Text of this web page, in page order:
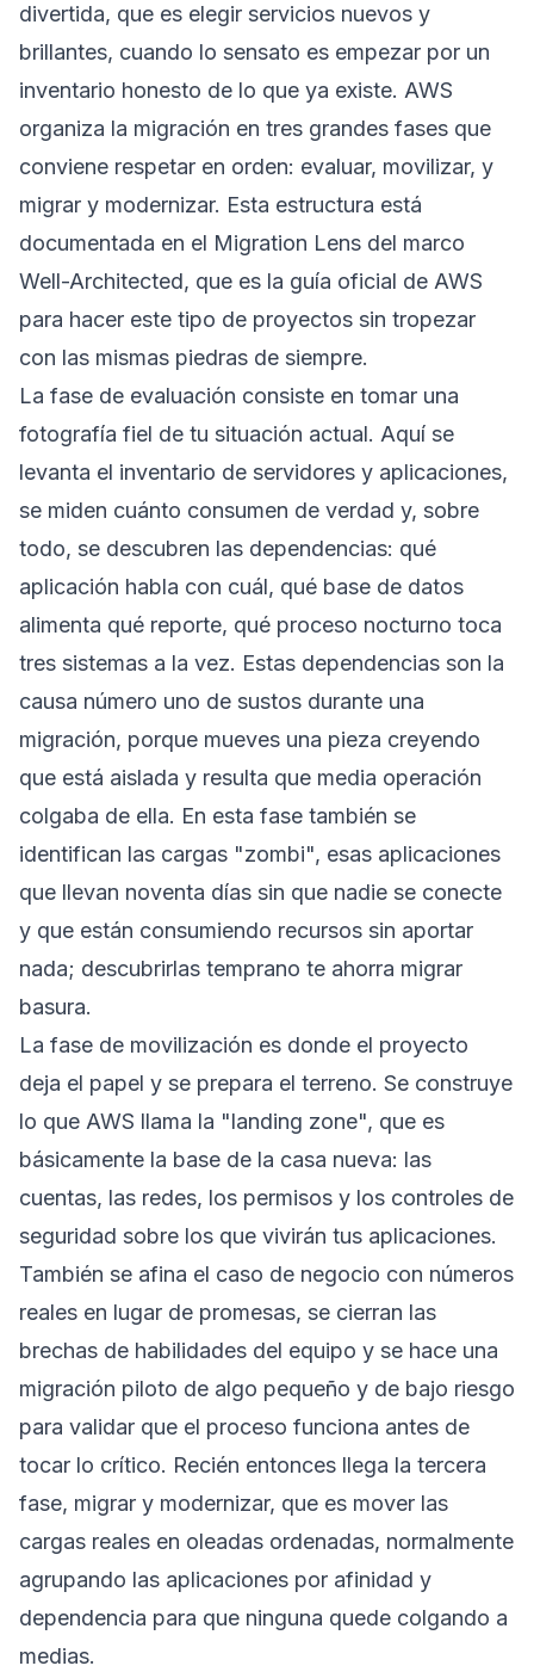
divertida, que es elegir servicios nuevos y
brillantes, cuando lo sensato es empezar por un
inventario honesto de lo que ya existe. AWS
organiza la migración en tres grandes fases que
conviene respetar en orden: evaluar, movilizar, y
migrar y modernizar. Esta estructura está
documentada en el Migration Lens del marco
Well-Architected, que es la guía oficial de AWS
para hacer este tipo de proyectos sin tropezar
con las mismas piedras de siempre.
La fase de evaluación consiste en tomar una
fotografía fiel de tu situación actual. Aquí se
levanta el inventario de servidores y aplicaciones,
se miden cuánto consumen de verdad y, sobre
todo, se descubren las dependencias: qué
aplicación habla con cuál, qué base de datos
alimenta qué reporte, qué proceso nocturno toca
tres sistemas a la vez. Estas dependencias son la
causa número uno de sustos durante una
migración, porque mueves una pieza creyendo
que está aislada y resulta que media operación
colgaba de ella. En esta fase también se
identifican las cargas "zombi", esas aplicaciones
que llevan noventa días sin que nadie se conecte
y que están consumiendo recursos sin aportar
nada; descubrirlas temprano te ahorra migrar
basura.
La fase de movilización es donde el proyecto
deja el papel y se prepara el terreno. Se construye
lo que AWS llama la "landing zone", que es
básicamente la base de la casa nueva: las
cuentas, las redes, los permisos y los controles de
seguridad sobre los que vivirán tus aplicaciones.
También se afina el caso de negocio con números
reales en lugar de promesas, se cierran las
brechas de habilidades del equipo y se hace una
migración piloto de algo pequeño y de bajo riesgo
para validar que el proceso funciona antes de
tocar lo crítico. Recién entonces llega la tercera
fase, migrar y modernizar, que es mover las
cargas reales en oleadas ordenadas, normalmente
agrupando las aplicaciones por afinidad y
dependencia para que ninguna quede colgando a
medias.